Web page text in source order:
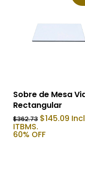
Añadir Al
Sobre de Mesa
Rectangular
$362.73 El
original
$145.09El
ITBMS.
60% OFF